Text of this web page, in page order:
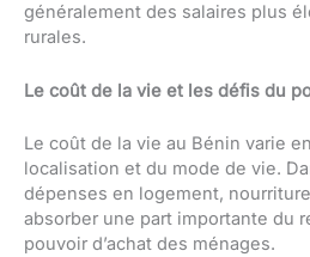
généralement des salaires plus
rurales.
Le coût de la vie et les défis du
Le coût de la vie au Bénin varie
localisation et du mode de vie.
dépenses en logement,
absorber une part importante du
pouvoir d’achat des ménages.